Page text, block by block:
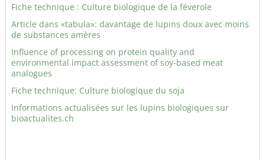
Fiche technique : Culture biologique de la féverole
Article dans «tabula»: davantage de lupins doux avec moins
de substances amères
Influence of processing on protein quality and
environmental impact assessment of soy-based meat
analogues
Fiche technique: Culture biologique du soja
Informations actualisées sur les lupins biologiques sur
bioactualites.ch